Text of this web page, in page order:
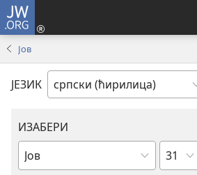
JW.ORG
Јов
ЈЕЗИК
ИЗАБЕРИ
Библијска